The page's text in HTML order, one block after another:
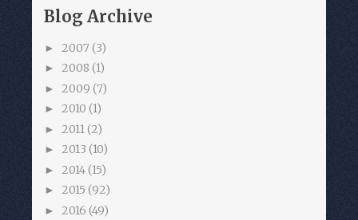
Blog Archive
► 2007 (3)
► 2008 (1)
► 2009 (7)
► 2010 (1)
► 2011(2)
► 2013 (10)
► 2014(15)
► 2015 (92)
► 2016 (49)